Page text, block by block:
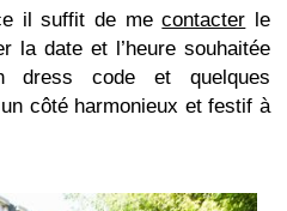
il suffit de mecontacter le
la date et l’heure souhaitée
dress code et quelques
côté harmonieux et festif à